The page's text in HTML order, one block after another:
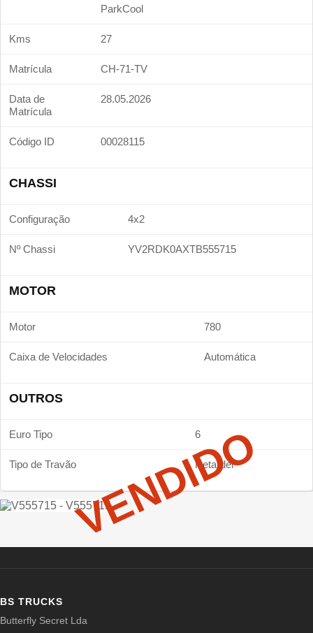
ParkCool
Kms 27
Matrícula CH-71-TV
Data de
Matrícula
28.05.2026
Código ID 00028115
CHASSI
Configuração 4x2
Nº Chassi YV2RDK0AXTB555715
MOTOR
Motor 780
Caixa de Velocidades Automática
OUTROS
Euro Tipo 6
Tipo de Travão Retarder
VENDIDO
BS TRUCKS
Butterfly Secret Lda